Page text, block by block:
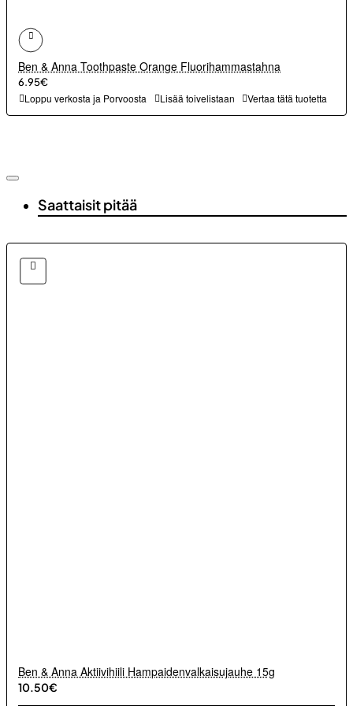
Ben & Anna Toothpaste Orange Fluorihammastahna
6.95€
Loppu verkosta ja Porvoosta Lisää toivelistaan Vertaa tätä tuotetta
Saattaisit pitää
Ben & Anna Aktiivihiili Hampaidenvalkaisujauhe 15g
10.50€